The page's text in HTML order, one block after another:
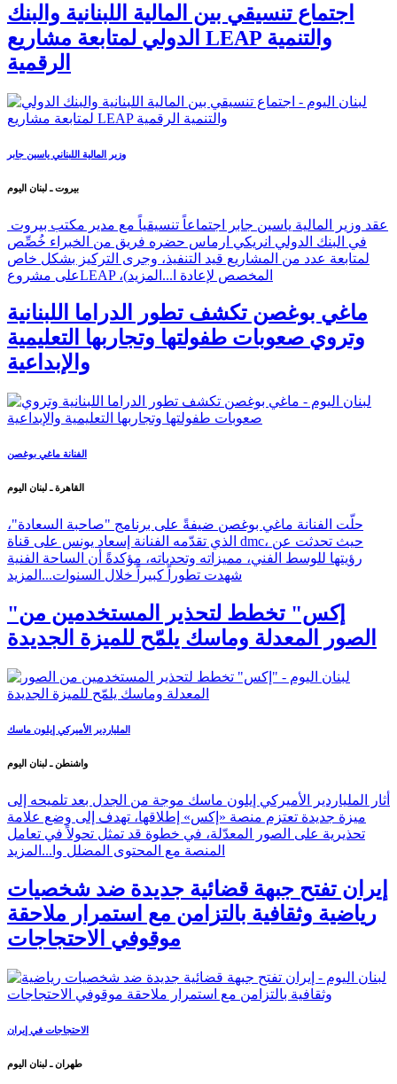
اجتماع تنسيقي بين المالية اللبنانية والبنك
الدولي لمتابعة مشاريع LEAP والتنمية
الرقمية
وزير المالية اللبناني ياسين جابر
بيروت ـ لبنان اليوم
في البنك الدولي انريكي ارماس حضره فريق من الخبراء خُصِّص
لمتابعة عدد من المشاريع قيد التنفيذ، وجرى التركيز بشكل خاص
على مشروعLEAP ،(المخصص لإعادة ا... المزيد
ماغي بوغصن تكشف تطور الدراما اللبنانية
وتروي صعوبات طفولتها وتجاربها التعليمية
والإبداعية
الفنانة ماغي بوغصن
القاهرة ـ لبنان اليوم
حلّت الفنانة ماغي بوغصن ضيفةً على برنامج "صاحبة السعادة"،
الذي تقدّمه الفنانة إسعاد يونس على قناة dmc، حيث تحدثت عن
رؤيتها للوسط الفني، مميزاته وتحدياته، مؤكدةً أن الساحة الفنية
شهدت تطوراً كبيراً خلال السنوات... المزيد
"إكس" تخطط لتحذير المستخدمين من
الصور المعدلة وماسك يلمّح للميزة الجديدة
الملياردير الأميركي إيلون ماسك
واشنطن ـ لبنان اليوم
أثار الملياردير الأميركي إيلون ماسك موجة من الجدل بعد تلميحه إلى
ميزة جديدة تعتزم منصة «إكس» إطلاقها، تهدف إلى وضع علامة
تحذيرية على الصور المعدّلة، في خطوة قد تمثل تحولاً في تعامل
المنصة مع المحتوى المضلل وا... المزيد
إيران تفتح جبهة قضائية جديدة ضد شخصيات
رياضية وثقافية بالتزامن مع استمرار ملاحقة
موقوفي الاحتجاجات
الاحتجاجات في إيران
طهران ـ لبنان اليوم